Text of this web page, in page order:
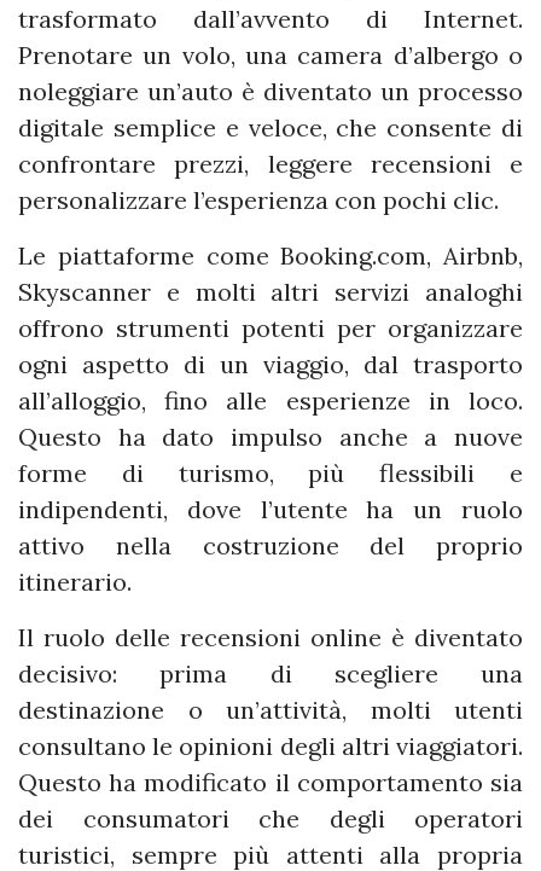
trasformato dall’avvento di Internet.
Prenotare un volo, una camera d’albergo o
noleggiare un’auto è diventato un processo
digitale semplice e veloce, che consente di
confrontare prezzi, leggere recensioni e
personalizzare l’esperienza con pochi clic.
Le piattaforme come Booking.com, Airbnb,
Skyscanner e molti altri servizi analoghi
offrono strumenti potenti per organizzare
ogni aspetto di un viaggio, dal trasporto
all’alloggio, fino alle esperienze in loco.
Questo ha dato impulso anche a nuove
forme di turismo, più flessibili e
indipendenti, dove l’utente ha un ruolo
attivo nella costruzione del proprio
itinerario.
Il ruolo delle recensioni online è diventato
decisivo: prima di scegliere una
destinazione o un’attività, molti utenti
consultano le opinioni degli altri viaggiatori.
Questo ha modificato il comportamento sia
dei consumatori che degli operatori
turistici, sempre più attenti alla propria